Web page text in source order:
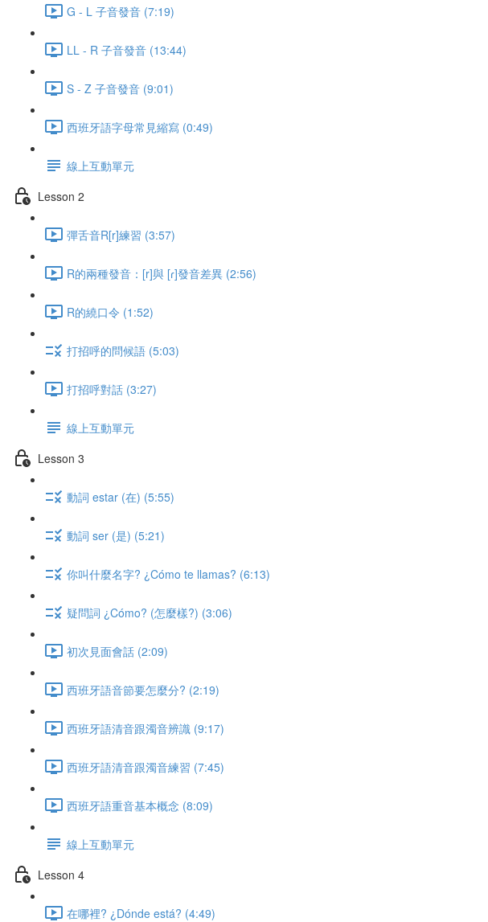
G - L 子音發音 (7:19)
LL - R 子音發音 (13:44)
S - Z 子音發音 (9:01)
西班牙語字母常見縮寫 (0:49)
線上互動單元
Lesson 2
彈舌音R[r]練習 (3:57)
R的兩種發音：[r]與 [ɾ]發音差異 (2:56)
R的繞口令 (1:52)
打招呼的問候語 (5:03)
打招呼對話 (3:27)
線上互動單元
Lesson 3
動詞 estar (在) (5:55)
動詞 ser (是) (5:21)
你叫什麼名字? ¿Cómo te llamas? (6:13)
疑問詞 ¿Cómo? (怎麼樣?) (3:06)
初次見面會話 (2:09)
西班牙語音節要怎麼分? (2:19)
西班牙語清音跟濁音辨識 (9:17)
西班牙語清音跟濁音練習 (7:45)
西班牙語重音基本概念 (8:09)
線上互動單元
Lesson 4
在哪裡? ¿Dónde está? (4:49)